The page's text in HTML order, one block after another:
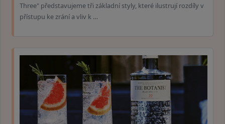
Three" představujeme tři základní styly, které ilustrují rozdíly v
přístupu ke zrání a vliv k …